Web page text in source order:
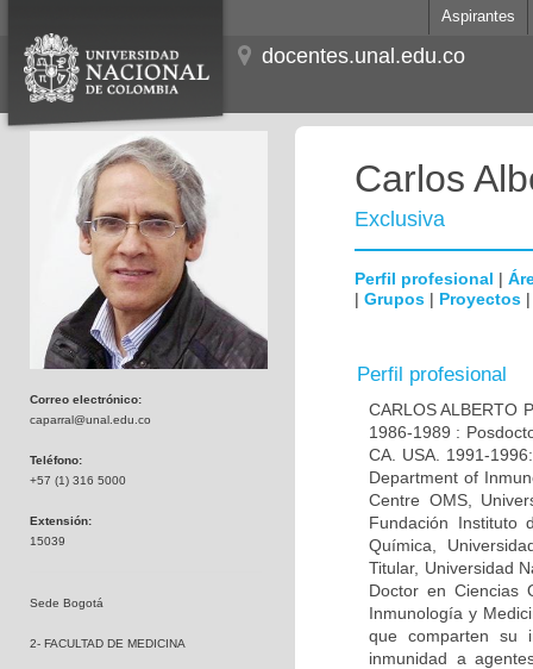
Aspirantes
docentes.unal.edu.co
Correo electrónico:
caparral@unal.edu.co
Teléfono:
+57 (1) 316 5000
Extensión:
15039
Sede Bogotá
2- FACULTAD DE MEDICINA
Carlos
Exclusiva
Perfil profesional |
| Grupos | Proyectos
Perfil profesional
CARLOS ALBERTO
1986-1989 :
CA. USA. 1991-
Department of
Centre OMS,
Fundación Instituto
Química,
Titular, Universidad
Doctor en Ciencias
Inmunología y
que comparten su
inmunidad a